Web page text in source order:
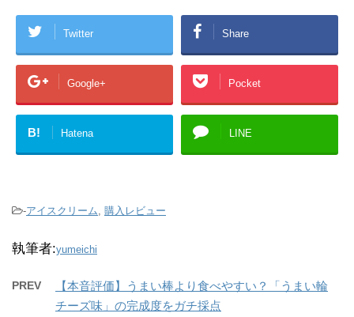
Twitter Share
Google+ Pocket
B! Hatena LINE
-アイスクリーム 購入レビュー
執筆者:yumeichi
PREV
【本音評価】うまい棒より食べやすい？「うまい輪
チーズ味」の完成度をガチ採点